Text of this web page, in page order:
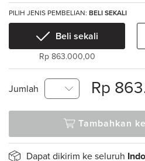
PILIH JENIS PEMBELIAN: BELI SEKALI
Beli sekali
Rp 863.000,00
Jumlah Rp
Tambahkan
Dapat dikirim ke seluruh